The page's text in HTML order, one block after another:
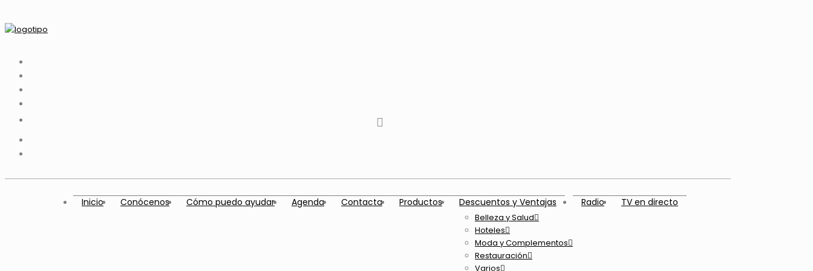
Youtube
Inicio Conócenos Cómo puedo ayudar Agenda Contacta Productos Descuentos y Ventajas
Belleza y Salud
Hoteles
Moda y Complementos
Restauración
Varios
Radio TV en directo